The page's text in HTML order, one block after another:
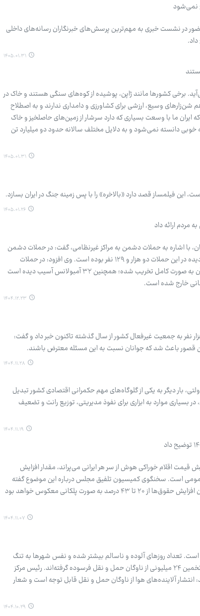
نمی‌شود
در نشست خبری به مهم‌ترین پرسش‌های خبرنگاران رسانه‌های داخلی
۱۴۰۵.۰۱.۳۱
برخی کشورها مانند ژاپن، پوشیده از کوه‌های سنگی هستند و خاک در
شن‌زارهای وسیع، ارزشی برای کشاورزی و دامداری ندارند و به اصطلاح
ما با وسعت بسیاری که دارد سرشار از زمین‌های حاصلخیز و خاک
دانسته نمی‌شود و به دلایل مختلف سالانه حدود دو میلیارد تن
۱۴۰۵.۰۱.۳۱
فیلمساز قصد دارد «بالاخره» را با پس زمینه جنگ در ایران بسازد.
۱۴۰۵.۰۱.۲۶
مردم ارائه داد
با اشاره به حملات دشمن به مراکز غیرنظامی، گفت: در حملات دشمن
تاکنون تعداد شهدای زن ۲۲۳ و تعداد مصدومان زن آسیب دیده در این حملات دو هزار و ۱۲۹ نفر بوده است. وی افزود: در حملات
دشمن ۴۳ واحد اورژانس نیز آسیب دیده است که سه واحد آن به صورت کامل تخریب شده؛ همچنین ۳۲ آمبولانس آسیب دیده است
خارج شده است.
۱۴۰۴.۱۲.۲۳
وزیر تعاون، کار و رفاه اجتماعی از افزوده شدن ۸۰۰ هزار نفر به جمعیت غیرفعال کشور از سال گذشته تاکنون خبر داد و گفت:
این قصور باعث شد که جوانان نسبت به این مسئله معترض باشند.
۱۴۰۴.۱۱.۲۸
بار دیگر به یکی از گلوگاه‌های مهم حکمرانی اقتصادی کشور تبدیل
موارد به ابزاری برای نفوذ مدیریتی، توزیع رانت و تضعیف
۱۴۰۴.۱۱.۱۹
قیمت اقلام خوراکی هوش از سر هر ایرانی می‌پراند، مقدار افزایش
عمومی است. سخنگوی کمیسیون تلفیق مجلس درباره این موضوع گفته
است: با مصوبه مجلس در کلیات لایحه بودجه سال آتی، میزان افزایش حقوق‌ها از ۲۰ تا ۴۳ درصد به صورت پلکانی معکوس خواهد بود
۱۴۰۴.۱۱.۰۷
تعداد روزهای آلوده و ناسالم بیشتر شده و نفس شهرها به تنگ
آمده است. آمارها در این خصوص انگشت تقصیر را به سمت تخمین ۲۴ میلیونی از ناوگان حمل و نقل فرسوده گرفته‌اند. رئیس مرکز
آلاینده‌های هوا از ناوگان حمل و نقل قابل توجه است و شعار
۱۴۰۴.۱۰.۲۹